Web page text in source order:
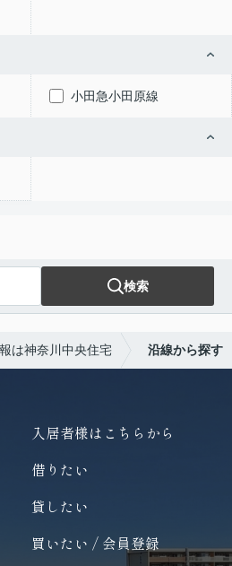
小田急小田原線
検索
は神奈川中央住宅 沿線から探す
入居者様はこちらから
借りたい
貸したい
買いたい / 会員登録